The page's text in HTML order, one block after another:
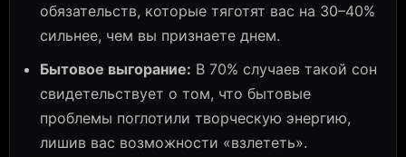
обязательств, которые тяготят вас на 30–40%
сильнее, чем вы признаете днем.
Бытовое выгорание: В 70% случаев такой сон
свидетельствует о том, что бытовые
проблемы поглотили творческую энергию,
лишив вас возможности «взлететь».